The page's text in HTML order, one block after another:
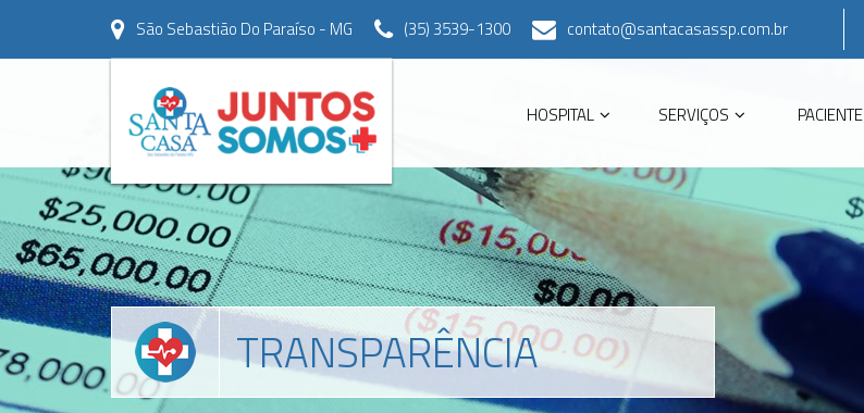
São Sebastião Do Paraíso - MG (35) 3539-1300 contato@santacasassp.com.br
HOSPITAL SERVIÇOS PACIENTE
TRANSPARÊNCIA